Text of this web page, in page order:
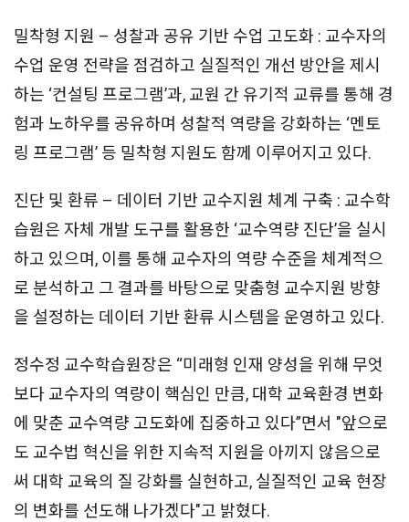
밀착형 지원 – 성찰과 공유 기반 수업 고도화 : 교수자의
수업 운영 전략을 점검하고 실질적인 개선 방안을 제시
하는 ‘컨설팅 프로그램’과, 교원 간 유기적 교류를 통해 경
험과 노하우를 공유하며 성찰적 역량을 강화하는 ‘멘토
링 프로그램’ 등 밀착형 지원도 함께 이루어지고 있다.
진단 및 환류 – 데이터 기반 교수지원 체계 구축 : 교수학
습원은 자체 개발 도구를 활용한 ‘교수역량 진단’을 실시
하고 있으며, 이를 통해 교수자의 역량 수준을 체계적으
로 분석하고 그 결과를 바탕으로 맞춤형 교수지원 방향
을 설정하는 데이터 기반 환류 시스템을 운영하고 있다.
정수정 교수학습원장은 “미래형 인재 양성을 위해 무엇
보다 교수자의 역량이 핵심인 만큼, 대학 교육환경 변화
에 맞춘 교수역량 고도화에 집중하고 있다”면서 "앞으로
도 교수법 혁신을 위한 지속적 지원을 아끼지 않음으로
써 대학 교육의 질 강화를 실현하고, 실질적인 교육 현장
의 변화를 선도해 나가겠다"고 밝혔다.